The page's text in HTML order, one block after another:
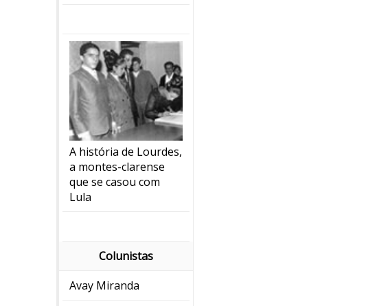
A história de Lourdes,
a montes-clarense
que se casou com
Lula
Colunistas
Avay Miranda